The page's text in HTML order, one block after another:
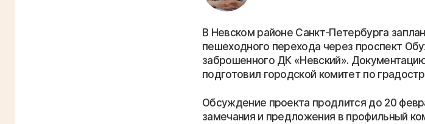
В Невском районе Санкт-Петербурга
пешеходного перехода через проспект
заброшенного ДК «Невский».
подготовил городской комитет по
Обсуждение проекта продлится до 20
замечания и предложения в профильный